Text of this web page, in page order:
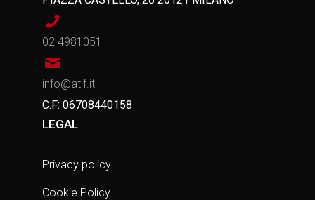
02 4981051
info@atif.it
C.F: 06708440158
LEGAL
Privacy policy
Cookie Policy